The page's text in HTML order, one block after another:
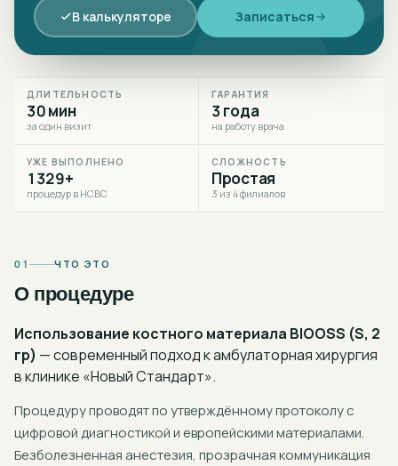
В калькуляторе Записаться
ДЛИТЕЛЬНОСТЬ
30 мин
за один визит
ГАРАНТИЯ
3 года
на работу врача
УЖЕ ВЫПОЛНЕНО
1329+
процедур в НСВС
СЛОЖНОСТЬ
Простая
3 из 4 филиалов
01 ЧТО ЭТО
О процедуре
Использование костного материала BIOOSS (S, 2
гр) — современный подход камбулаторная хирургия
в клинике «Новый Стандарт».
Процедуру проводят по утверждённому протоколу с
цифровой диагностикой и европейскими материалами.
Безболезненная анестезия, прозрачная коммуникация